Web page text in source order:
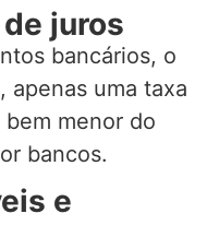
juros
bancários, o
apenas uma taxa
menor do
bancos.
e